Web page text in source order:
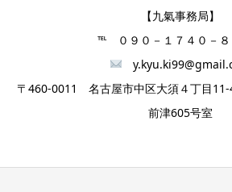
【九氣事務局】
℡ ０９０－１７４０－８
〒460-0011 名古屋市中区大須４丁目11-
前津605号室